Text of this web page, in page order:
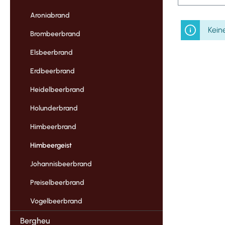
Aroniabrand
Brombeerbrand
Elsbeerbrand
Erdbeerbrand
Heidelbeerbrand
Holunderbrand
Himbeerbrand
Himbeergeist
Johannisbeerbrand
Preiselbeerbrand
Vogelbeerbrand
Bergheu